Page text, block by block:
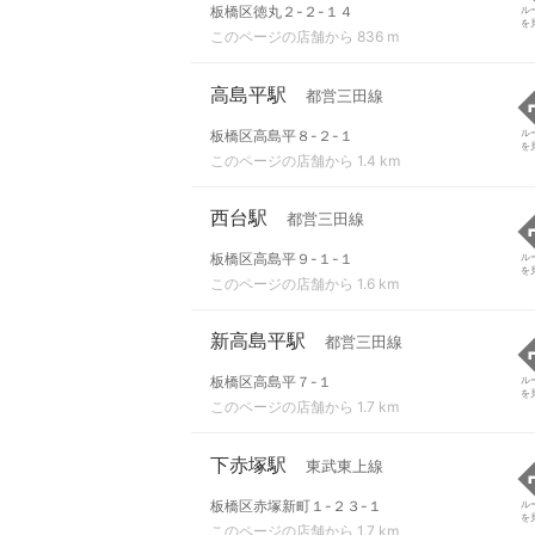
板橋区徳丸２-２-１４
このページの店舗から 836 m
ル
を
高島平駅 都営三田線
板橋区高島平８-２-１
このページの店舗から 1.4 km
ル
を
西台駅 都営三田線
板橋区高島平９-１-１
このページの店舗から 1.6 km
ル
を
新高島平駅 都営三田線
板橋区高島平７-１
このページの店舗から 1.7 km
ル
を
下赤塚駅 東武東上線
板橋区赤塚新町１-２３-１
このページの店舗から 1.7 km
ル
を